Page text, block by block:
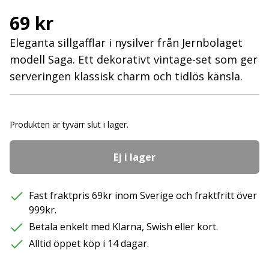
69 kr
Eleganta sillgafflar i nysilver från Jernbolaget
modell Saga. Ett dekorativt vintage-set som ger
serveringen klassisk charm och tidlös känsla.
Produkten är tyvärr slut i lager.
Ej i lager
Fast fraktpris 69kr inom Sverige och fraktfritt över
999kr.
Betala enkelt med Klarna, Swish eller kort.
Alltid öppet köp i 14 dagar.